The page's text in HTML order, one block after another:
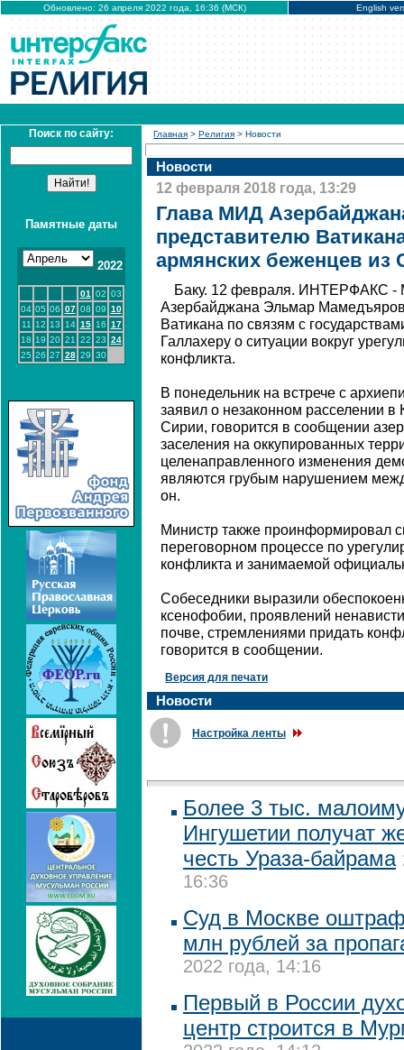
Обновлено: 26 апреля 2022 года, 16:36 (МСК) English
Поиск по сайту:
Памятные даты
2022
01 02 03
04 05 06 07 08 09 10
11
12 13 14 15 16 17
18 19 20 21 22 23 24
25 26 27 28 29 30
Главная > Религия > Новости
Новости
12 февраля 2018 года, 13:29
Глава МИД
представителю
армянских беженцев из
Баку. 12 февраля. ИНТЕРФАКС -
Азербайджана Эльмар Мамедъяров
Ватикана по связям с
Галлахеру о ситуации вокруг
конфликта.
В понедельник на встрече с
заявил о незаконном расселении
Сирии, говорится в сообщении
заселения на оккупированных
целенаправленного изменения
являются грубым нарушением
он.
Министр также проинформировал
переговорном процессе по
конфликта и занимаемой
Собеседники выразили
ксенофобии, проявлений
почве, стремлениями придать
говорится в сообщении.
Версия для печати
Новости
Настройка ленты
Более 3 тыс.
Ингушетии получат
честь Ураза-байрама
16:36
Суд в Москве
млн рублей за
2022 года, 14:16
Первый в России
центр строится в